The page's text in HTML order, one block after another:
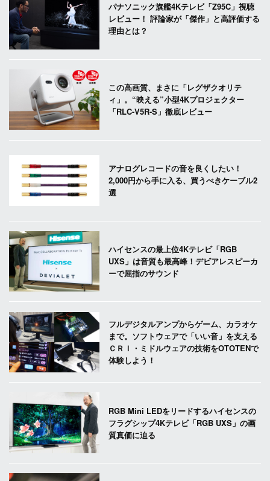
パナソニック旗艦4Kテレビ「Z95C」視聴
レビュー！ 評論家が「傑作」と高評価する
理由とは？
この高画質、まさに「レグザクオリテ
ィ」。“映える”小型4Kプロジェクター
「RLC-V5R-S」徹底レビュー
アナログレコードの音を良くしたい！
2,000円から手に入る、買うべきケーブル2
選
ハイセンスの最上位4Kテレビ「RGB
UXS」は音質も最高峰！デビアレスピーカ
ーで屈指のサウンド
フルデジタルアンプからゲーム、カラオケ
まで。ソフトウェアで「いい音」を支える
ＣＲＩ・ミドルウェアの技術をOTOTENで
体験しよう！
RGB Mini LEDをリードするハイセンスの
フラグシップ4Kテレビ「RGB UXS」の画
質真価に迫る